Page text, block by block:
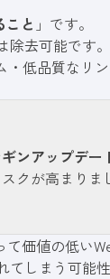
と 」です。
去可能です。
・低品質なリ
ンアップデー
クが高まりま
価値の低い
しまう可能性